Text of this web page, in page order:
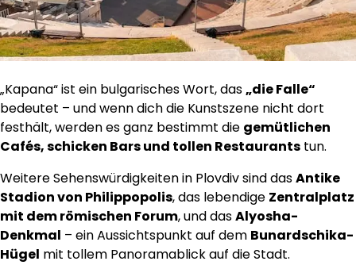
„Kapana“ ist ein bulgarisches Wort, das„die Falle“
bedeutet – und wenn dich die Kunstszene nicht dort
festhält, werden es ganz bestimmt die gemütlichen
Cafés, schicken Bars und tollen Restaurants tun.
Weitere Sehenswürdigkeiten in Plovdiv sind dasAntike
Stadion von Philippopolis, das lebendige Zentralplatz
mit dem römischen Forum, und dasAlyosha-
Denkmal – ein Aussichtspunkt auf dem Bunardschika-
Hügel mit tollem Panoramablick auf die Stadt.